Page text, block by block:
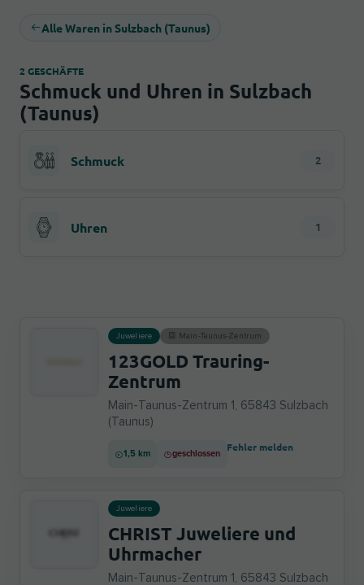
Alle Waren in Sulzbach (Taunus)
2 GESCHÄFTE
Schmuck und Uhren in Sulzbach
(Taunus)
Schmuck 2
Uhren 1
Juweliere Main-Taunus-Zentrum
123GOLD Trauring-
Zentrum
Main-Taunus-Zentrum 1, 65843 Sulzbach
(Taunus)
1,5 km geschlossen
Fehler melden
Juweliere
CHRIST Juweliere und
Uhrmacher
Main-Taunus-Zentrum 1, 65843 Sulzbach